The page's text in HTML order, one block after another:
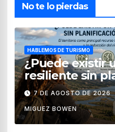
No te lo pierdas
HABLEMOS DE TURISMO
¿Puede existir
resiliente sin
territorial?
7 DE AGOSTO DE 2026
MIGUEZ BOWEN